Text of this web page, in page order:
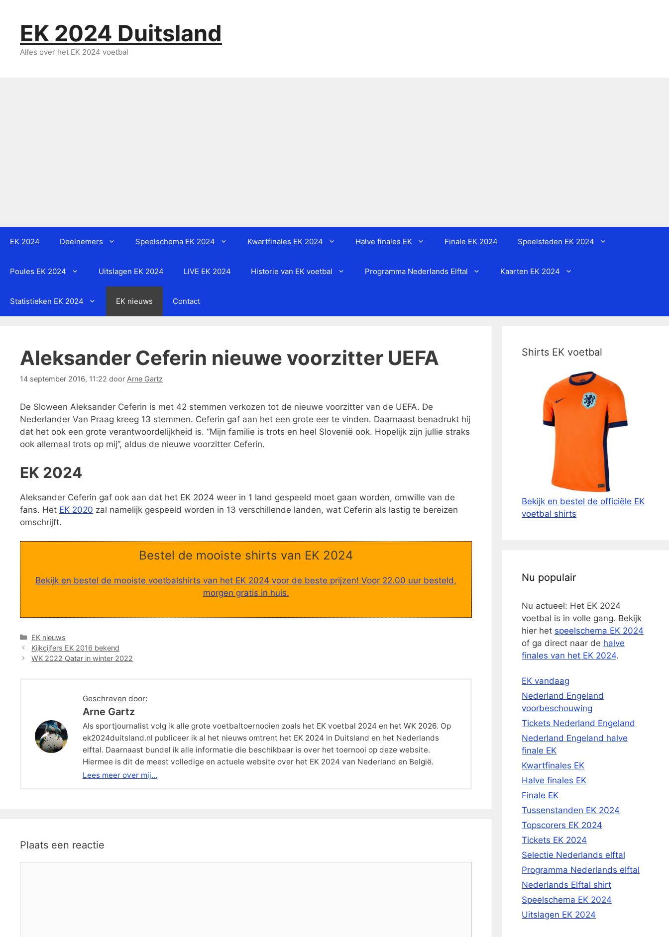
inhoudEK 2024 Duitsland
Alles over het EK 2024 voetbal
EK 2024 Deelnemers Speelschema EK 2024 Kwartfinales EK 2024 Halve finales EK Finale EK 2024 Speelsteden EK 2024
Poules EK 2024 Uitslagen EK 2024 LIVE EK 2024 Historie van EK voetbal Programma Nederlands Elftal Kaarten EK 2024
Statistieken EK 2024 EK nieuws Contact
Aleksander Ceferin nieuwe voorzitter UEFA
14 september 2016, 11:22 door Arne Gartz
De Sloween Aleksander Ceferin is met 42 stemmen verkozen tot de nieuwe voorzitter van de UEFA. De
Nederlander Van Praag kreeg 13 stemmen. Ceferin gaf aan het een grote eer te vinden. Daarnaast benadrukt hij
dat het ook een grote verantwoordelijkheid is. “Mijn familie is trots en heel Slovenië ook. Hopelijk zijn jullie straks
ook allemaal trots op mij”, aldus de nieuwe voorzitter Ceferin.
EK 2024
Aleksander Ceferin gaf ook aan dat het EK 2024 weer in 1 land gespeeld moet gaan worden, omwille van de
fans. Het EK 2020 zal namelijk gespeeld worden in 13 verschillende landen, wat Ceferin als lastig te bereizen
omschrijft.
Bestel de mooiste shirts van EK 2024
Bekijk en bestel de mooiste voetbalshirts van het EK 2024 voor de beste prijzen! Voor 22.00 uur besteld,
morgen gratis in huis.
Categorieën
EK nieuws
Kijkcijfers EK 2016 bekend
WK 2022 Qatar in winter 2022
Geschreven door:
Arne Gartz
Als sportjournalist volg ik alle grote voetbaltoernooien zoals het EK voetbal 2024 en het WK 2026. Op
ek2024duitsland.nl publiceer ik al het nieuws omtrent het EK 2024 in Duitsland en het Nederlands
elftal. Daarnaast bundel ik alle informatie die beschikbaar is over het toernooi op deze website.
Hiermee is dit de meest volledige en actuele website over het EK 2024 van Nederland en België.
Lees meer over mij...
Plaats een reactie
Shirts EK voetbal
Bekijk en bestel de officiële EK
voetbal shirts
Nu populair
Nu actueel: Het EK 2024
voetbal is in volle gang. Bekijk
hier het speelschema EK 2024
of ga direct naar de halve
finales van het EK 2024.
EK vandaag
Nederland Engeland
voorbeschouwing
Tickets Nederland Engeland
Nederland Engeland halve
finale EK
Kwartfinales EK
Halve finales EK
Finale EK
Tussenstanden EK 2024
Topscorers EK 2024
Tickets EK 2024
Selectie Nederlands elftal
Programma Nederlands elftal
Nederlands Elftal shirt
Speelschema EK 2024
Uitslagen EK 2024